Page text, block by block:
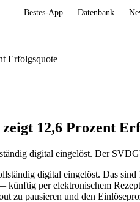
Bestes-App Datenbank
Erfolgsquote
12,6 Prozent
digital eingelöst. Der
digital eingelöst. Das
per elektronischem
zu pausieren und den